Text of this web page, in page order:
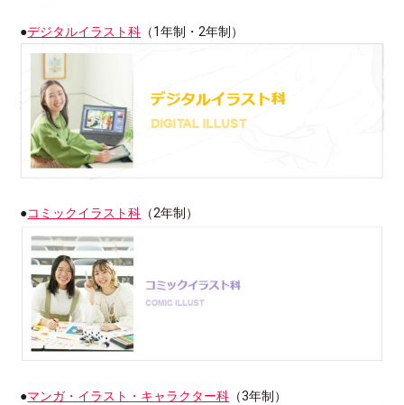
●デジタルイラスト科 （1年制・2年制）
●コミックイラスト科 （2年制）
●マンガ・イラスト・キャラクター科 （3年制）